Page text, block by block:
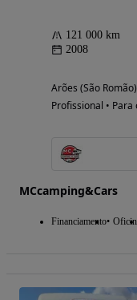
121 000 km
2008
Arões (São
Profissional • Para
MCcamping&Cars
Financiamento